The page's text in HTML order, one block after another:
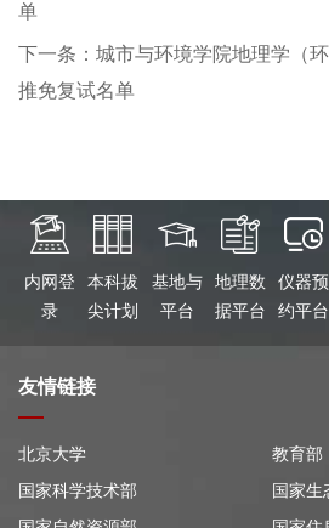
单
下一条：城市与环境学院地理学（
推免复试名单
内网登
录
本科拔
尖计划
基地与
平台
地理数
据平台
仪器预
约平台
友情链接
北京大学
教育部
国家科学技术部
国家生